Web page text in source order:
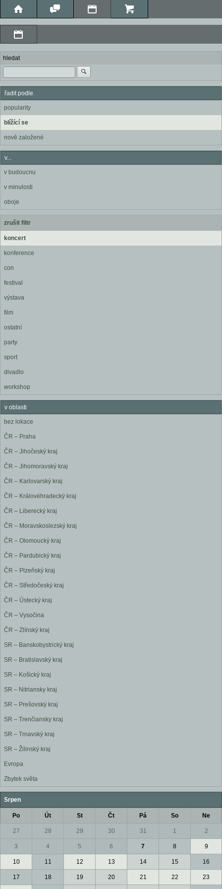
hledat
řadit podle
popularity
blížící se
nově založené
v...
v budoucnu
v minulosti
oboje
zrušit filtr
koncert
konference
con
festival
výstava
film
ostatní
party
sport
divadlo
workshop
v oblasti
bez lokace
ČR – Praha
ČR – Jihočeský kraj
ČR – Jihomoravský kraj
ČR – Karlovarský kraj
ČR – Královéhradecký kraj
ČR – Liberecký kraj
ČR – Moravskoslezský kraj
ČR – Olomoucký kraj
ČR – Pardubický kraj
ČR – Plzeňský kraj
ČR – Středočeský kraj
ČR – Ústecký kraj
ČR – Vysočina
ČR – Zlínský kraj
SR – Banskobystrický kraj
SR – Bratislavský kraj
SR – Košický kraj
SR – Nitriansky kraj
SR – Prešovský kraj
SR – Trenčiansky kraj
SR – Trnavský kraj
SR – Žilinský kraj
Evropa
Zbytek světa
Srpen
Po Út St Čt Pá So Ne
27 28 29 30 31 1 2
3 4 5 6 7 8 9
10 11 12 13 14 15 16
17 18 19 20 21 22 23